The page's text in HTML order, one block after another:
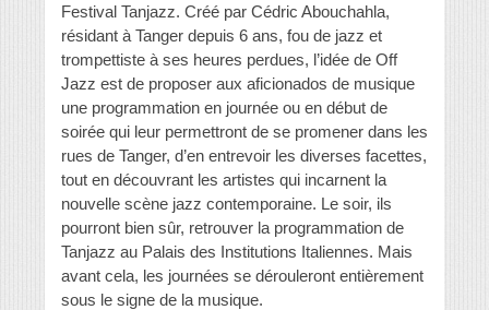
Festival Tanjazz. Créé par Cédric Abouchahla,
résidant à Tanger depuis 6 ans, fou de jazz et
trompettiste à ses heures perdues, l’idée de Off
Jazz est de proposer aux aficionados de musique
une programmation en journée ou en début de
soirée qui leur permettront de se promener dans les
rues de Tanger, d’en entrevoir les diverses facettes,
tout en découvrant les artistes qui incarnent la
nouvelle scène jazz contemporaine. Le soir, ils
pourront bien sûr, retrouver la programmation de
Tanjazz au Palais des Institutions Italiennes. Mais
avant cela, les journées se dérouleront entièrement
sous le signe de la musique.